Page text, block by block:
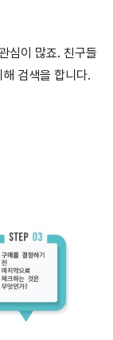
심이 많죠. 친구들
검색을 합니다.